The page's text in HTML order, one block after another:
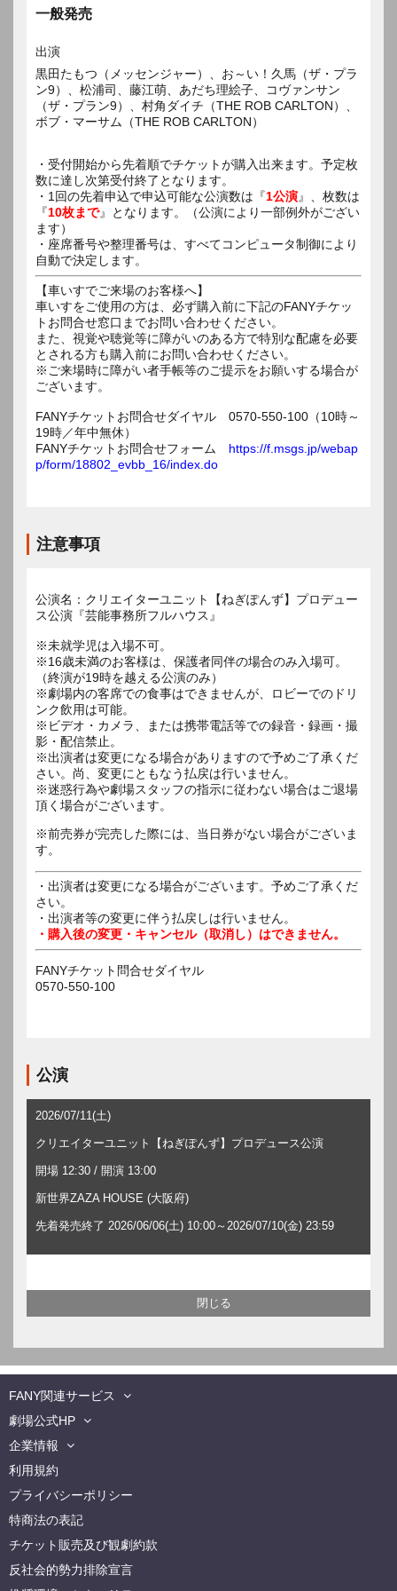
一般発売
出演
黒田たもつ（メッセンジャー）、お～い！久馬（ザ・プラ
ン9）、松浦司、藤江萌、あだち理絵子、コヴァンサン
（ザ・プラン9）、村角ダイチ（THE ROB CARLTON）、
・受付開始から先着順でチケットが購入出来ます。予定枚
数に達し次第受付終了となります。
・1回の先着申込で申込可能な公演数は『1公演』、枚数は
『10枚まで』となります。（公演により一部例外がござい
ます）
・座席番号や整理番号は、すべてコンピュータ制御により
自動で決定します。
【車いすでご来場のお客様へ】
車いすをご使用の方は、必ず購入前に下記のFANYチケッ
トお問合せ窓口までお問い合わせください。
また、視覚や聴覚等に障がいのある方で特別な配慮を必要
とされる方も購入前にお問い合わせください。
※ご来場時に障がい者手帳等のご提示をお願いする場合が
ございます。
FANYチケットお問合せダイヤル 0570-550-100（10時～
19時／年中無休）
FANYチケットお問合せフォーム https://f.msgs.jp/webap
p/form/18802_evbb_16/index.do
注意事項
公演名：クリエイターユニット【ねぎぽんず】プロデュー
ス公演『芸能事務所フルハウス』
※未就学児は入場不可。
※16歳未満のお客様は、保護者同伴の場合のみ入場可。
（終演が19時を越える公演のみ）
※劇場内の客席での食事はできませんが、ロビーでのドリ
ンク飲用は可能。
※ビデオ・カメラ、または携帯電話等での録音・録画・撮
影・配信禁止。
※出演者は変更になる場合がありますので予めご了承くだ
さい。尚、変更にともなう払戻は行いません。
※迷惑行為や劇場スタッフの指示に従わない場合はご退場
頂く場合がございます。
※前売券が完売した際には、当日券がない場合がございま
す。
・出演者は変更になる場合がございます。予めご了承くだ
さい。
・出演者等の変更に伴う払戻しは行いません。
・購入後の変更・キャンセル（取消し）はできません。
FANYチケット問合せダイヤル
0570-550-100
公演
2026/07/11(土)
クリエイターユニット【ねぎぽんず】プロデュース公演
開場 12:30 / 開演 13:00
新世界ZAZA HOUSE (大阪府)
先着発売終了 2026/06/06(土) 10:00～2026/07/10(金) 23:59
FANY関連サービス
劇場公式HP
企業情報
利用規約
プライバシーポリシー
特商法の表記
チケット販売及び観劇約款
反社会的勢力排除宣言